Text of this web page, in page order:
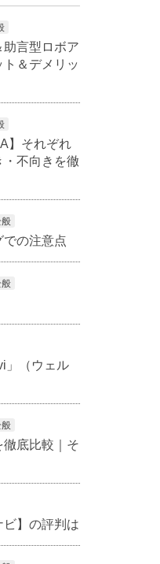
言型ロボア
ト＆デメリッ
】それぞれ
不向きを徹
般
の注意点
般
」（ウェル
般
徹底比較｜そ
ビ】の評判は